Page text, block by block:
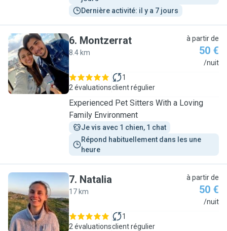
Dernière activité: il y a 7 jours
M
6. Montzerrat
8.4 km
à partir de
50 €
/nuit
2 évaluations
1
client régulier
Experienced Pet Sitters With a Loving
Family Environment
Je vis avec 1 chien, 1 chat
Répond habituellement dans les une
heure
N
7. Natalia
17 km
à partir de
50 €
/nuit
2 évaluations
1
client régulier